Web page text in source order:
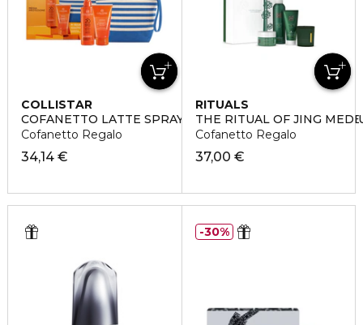
COLLISTAR
COFANETTO LATTE SPRAY ABBRONZANTE
Cofanetto Regalo
34,14 €
RITUALS
THE RITUAL OF JING
Cofanetto Regalo
37,00 €
30%